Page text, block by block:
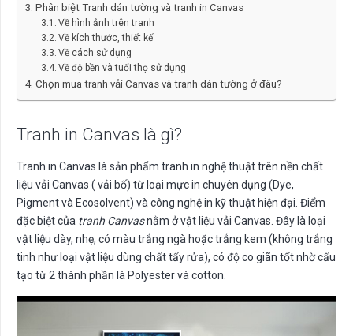
Phân biệt Tranh dán tường và tranh in Canvas
Về hình ảnh trên tranh
Về kích thước, thiết kế
Về cách sử dụng
Về độ bền và tuổi thọ sử dụng
Chọn mua tranh vải Canvas và tranh dán tường ở đâu?
Tranh in Canvas là gì?
Tranh in Canvas là sản phẩm tranh in nghệ thuật trên nền chất
liệu vải Canvas ( vải bố) từ loại mực in chuyên dụng (Dye,
Pigment và Ecosolvent) và công nghệ in kỹ thuật hiện đại. Điểm
đặc biệt của tranh Canvasnằm ở vật liệu vải Canvas. Đây là loại
vật liệu dày, nhẹ, có màu trắng ngà hoặc trắng kem (không trắng
tinh như loại vật liệu dùng chất tẩy rửa), có độ co giãn tốt nhờ cấu
tạo từ 2 thành phần là Polyester và cotton.